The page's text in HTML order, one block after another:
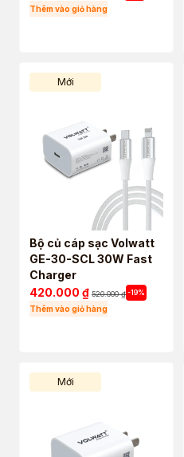
Thêm vào giỏ hàng
Mới
Bộ củ cáp sạc Volwatt
GE-30-SCL 30W Fast
Charger
420.000 ₫ 520.000₫-19%
Thêm vào giỏ hàng
Mới